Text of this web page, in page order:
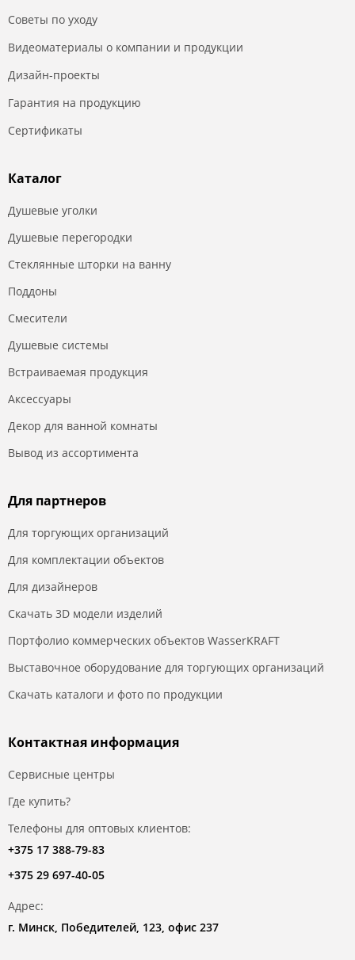
Советы по уходу
Видеоматериалы о компании и продукции
Дизайн-проекты
Гарантия на продукцию
Сертификаты
Каталог
Душевые уголки
Душевые перегородки
Стеклянные шторки на ванну
Поддоны
Смесители
Душевые системы
Встраиваемая продукция
Аксессуары
Декор для ванной комнаты
Вывод из ассортимента
Для партнеров
Для торгующих организаций
Для комплектации объектов
Для дизайнеров
Скачать 3D модели изделий
Портфолио коммерческих объектов WasserKRAFT
Выставочное оборудование для торгующих организаций
Скачать каталоги и фото по продукции
Контактная информация
Сервисные центры
Где купить?
Телефоны для оптовых клиентов:
+375 17 388-79-83
+375 29 697-40-05
Адрес:
г. Минск, Победителей, 123, офис 237